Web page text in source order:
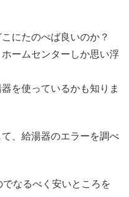
にたのべば良いのか？
ームセンターしか思い浮
を使っているかも知りま
、給湯器のエラーを調べ
なるべく安いところを